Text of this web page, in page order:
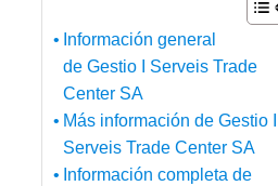
Información general
de Gestio I Serveis Trade
Center SA
Más información de Gestio I
Serveis Trade Center SA
Información completa de